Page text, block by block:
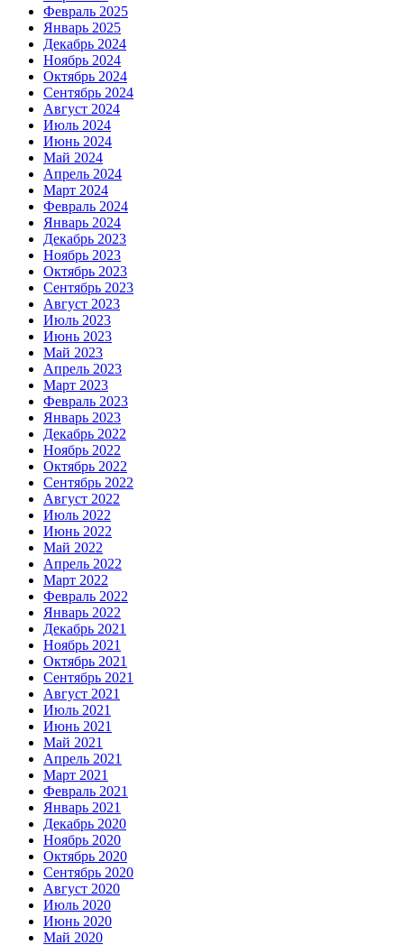
Февраль 2025
Январь 2025
Декабрь 2024
Ноябрь 2024
Октябрь 2024
Сентябрь 2024
Август 2024
Июль 2024
Июнь 2024
Май 2024
Апрель 2024
Март 2024
Февраль 2024
Январь 2024
Декабрь 2023
Ноябрь 2023
Октябрь 2023
Сентябрь 2023
Август 2023
Июль 2023
Июнь 2023
Май 2023
Апрель 2023
Март 2023
Февраль 2023
Январь 2023
Декабрь 2022
Ноябрь 2022
Октябрь 2022
Сентябрь 2022
Август 2022
Июль 2022
Июнь 2022
Май 2022
Апрель 2022
Март 2022
Февраль 2022
Январь 2022
Декабрь 2021
Ноябрь 2021
Октябрь 2021
Сентябрь 2021
Август 2021
Июль 2021
Июнь 2021
Май 2021
Апрель 2021
Март 2021
Февраль 2021
Январь 2021
Декабрь 2020
Ноябрь 2020
Октябрь 2020
Сентябрь 2020
Август 2020
Июль 2020
Июнь 2020
Май 2020